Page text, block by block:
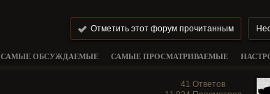
Отметить этот форум прочитанным
САМЫЕ ОБСУЖДАЕМЫЕ САМЫЕ ПРОСМАТРИВАЕМЫЕ
41 Ответов